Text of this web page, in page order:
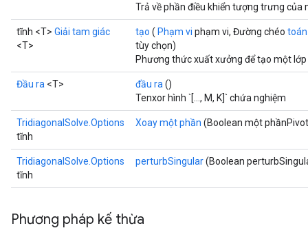
Trả về phần điều khiển tượng trưng của
tĩnh <T> Giải tam giác
<T>
tạo ( Phạm vi phạm vi, Đường chéo toán
tùy chọn)
Phương thức xuất xưởng để tạo một
Đầu ra <T> đầu ra ()
Tenxor hình `[..., M, K]` chứa nghiệm
TridiagonalSolve.Options
tĩnh
Xoay một phần (Boolean một
TridiagonalSolve.Options
tĩnh
perturbSingular(Boolean
Phương pháp kế thừa